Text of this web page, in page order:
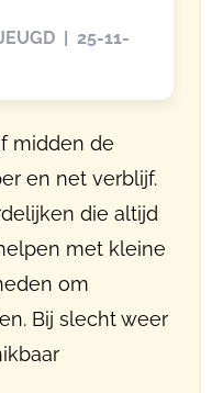
| 25-11-
midden de
en net verblijf.
die altijd
met kleine
om
Bij slecht weer